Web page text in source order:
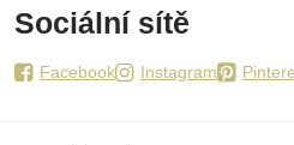
Sociální sítě
Facebook Instagram